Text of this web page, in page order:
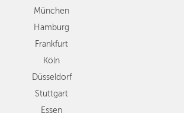
Stuttgart
Essen
Dresden
Nürnberg
Wien
Zürich
München
Hamburg
Frankfurt
Köln
Düsseldorf
Stuttgart
Essen